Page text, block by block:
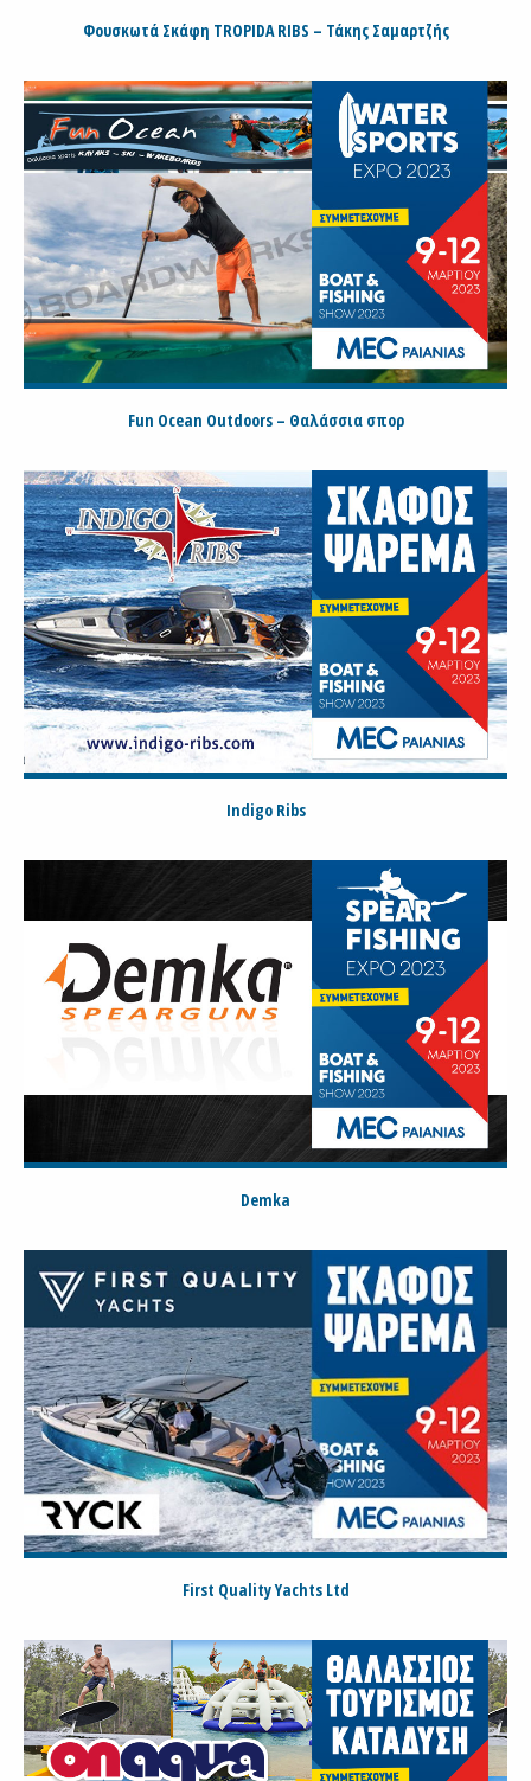
Φουσκωτά Σκάφη TROPIDA RIBS – Τάκης Σαμαρτζής
Fun Ocean Outdoors – Θαλάσσια σπορ
Indigo Ribs
Demka
First Quality Yachts Ltd